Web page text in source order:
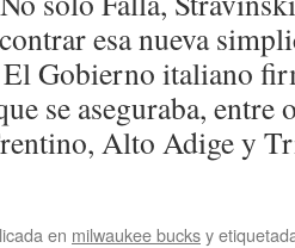
esa nueva
El Gobierno italiano
se aseguraba,
Alto Adige y
en milwaukee bucksy